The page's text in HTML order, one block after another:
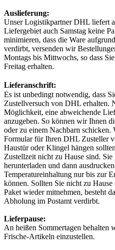
Auslieferung:
Unser Logistikpartner DHL liefert
Liefergebiet auch Samstag keine
minimieren, dass die Ware
verdirbt, versenden wir
Montags bis Mittwochs, so dass
Freitag erhalten.
Lieferanschrift:
Es ist unbedingt notwendig, dass
Zustellversuch von DHL erhalten.
Möglichkeit, eine abweichende
anzugeben. So können wir Ihnen
oder zu einem Nachbarn schicken.
Formular für Ihren DHL Zusteller
Haustür oder Klingel hängen
Zustellzeit nicht zu Hause sind.
herunterladen und dann
Temperatureinhaltung nur bis zur
können. Sollten Sie nicht zu
Paket wieder mitnehmen, besteht
Abholung im Postamt verdirbt.
Lieferpause:
An heißen Sommertagen behalten
Frische-Artikeln einzustellen.